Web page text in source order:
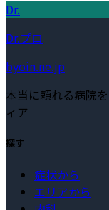
Dr.
Dr.プロ
byoin.ne.jp
本当に頼れる病院
ィア
探す
症状から
エリアから